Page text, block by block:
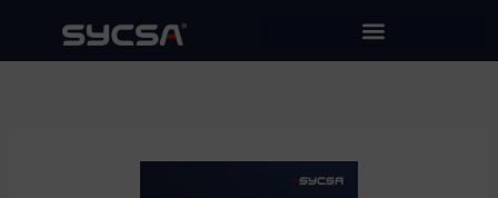
contenido